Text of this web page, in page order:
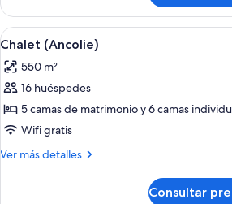
(Mont-
Blanc)
Abrir
todas
las
fotos
de
Chalet
(Ancolie)
Un
9
Chalet (Ancolie)
550 m²
16 huéspedes
5 camas de matrimonio y 6 camas
Wifi gratis
Ver más detalles
Más
Consultar